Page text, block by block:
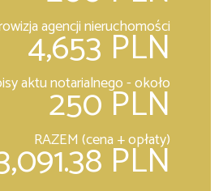
agencji nieruchomości
4,653 PLN
aktu notarialnego - około
250 PLN
RAZEM (cena + opłaty)
PLN